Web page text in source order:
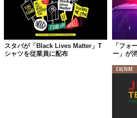
この世界は、もっと広
スタバが「Black Lives Matter」T
シャツを従業員に配布
「フォ
ー」が
CULTURE